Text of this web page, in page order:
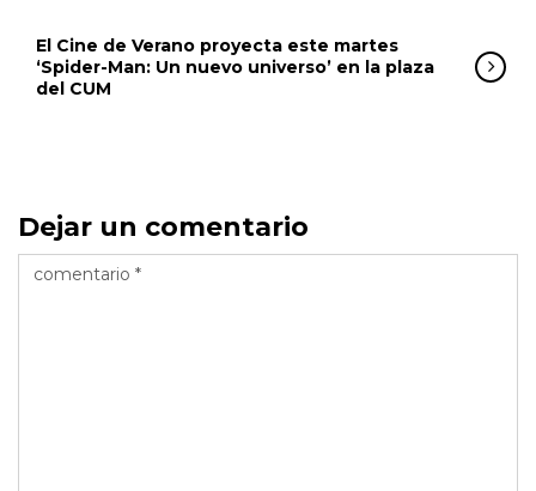
El Cine de Verano proyecta este martes
‘Spider-Man: Un nuevo universo’ en la plaza
del CUM
Dejar un comentario